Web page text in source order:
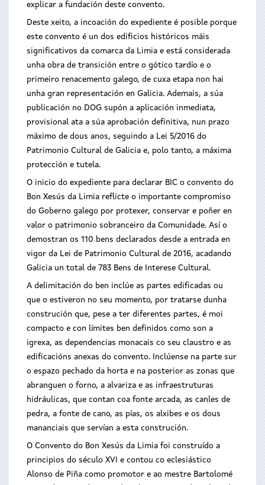
explicar a fundación deste convento.
Deste xeito, a incoación do expediente é posible porque
este convento é un dos edificios históricos máis
significativos da comarca da Limia e está considerada
unha obra de transición entre o gótico tardío e o
primeiro renacemento galego, de cuxa etapa non hai
unha gran representación en Galicia. Ademais, a súa
publicación no DOG supón a aplicación inmediata,
provisional ata a súa aprobación definitiva, nun prazo
máximo de dous anos, seguindo a Lei 5/2016 do
Patrimonio Cultural de Galicia e, polo tanto, a máxima
protección e tutela.
O inicio do expediente para declarar BIC o convento do
Bon Xesús da Limia reflicte o importante compromiso
do Goberno galego por protexer, conservar e poñer en
valor o patrimonio sobranceiro da Comunidade. Así o
demostran os 110 bens declarados desde a entrada en
vigor da Lei de Patrimonio Cultural de 2016, acadando
Galicia un total de 783 Bens de Interese Cultural.
A delimitación do ben inclúe as partes edificadas ou
que o estiveron no seu momento, por tratarse dunha
construción que, pese a ter diferentes partes, é moi
compacto e con límites ben definidos como son a
igrexa, as dependencias monacais co seu claustro e as
edificacións anexas do convento. Inclúense na parte sur
o espazo pechado da horta e na posterior as zonas que
abranguen o forno, a alvariza e as infraestruturas
hidráulicas, que contan coa fonte arcada, as canles de
pedra, a fonte de cano, as pías, os alxibes e os dous
mananciais que servían a esta construción.
O Convento do Bon Xesús da Limia foi construído a
principios do século XVI e contou co eclesiástico
Alonso de Piña como promotor e ao mestre Bartolomé